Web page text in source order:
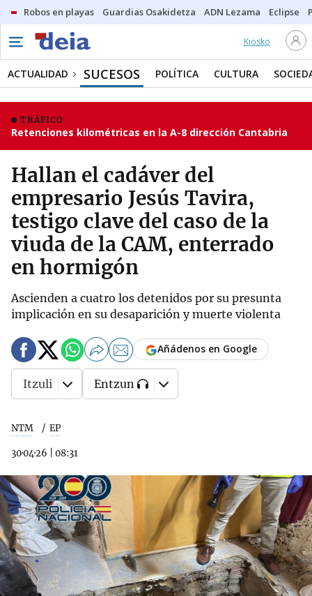
Robos en playas Guardias Osakidetza ADN Lezama Eclipse
Kiosko
ACTUALIDAD SUCESOS POLÍTICA CULTURA
TRÁFICO
Retenciones kilométricas en la A-8 dirección Cantabria
Hallan el cadáver del
empresario Jesús Tavira,
testigo clave del caso de la
viuda de la CAM, enterrado
en hormigón
Ascienden a cuatro los detenidos por su presunta
implicación en su desaparición y muerte violenta
NTM EP
30·04·26 08:31
Añádenos en Google
Itzuli Entzun